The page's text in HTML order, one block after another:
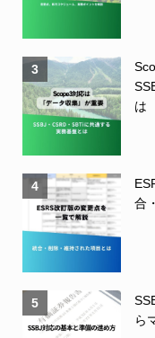
3
は
4
合
5
ら